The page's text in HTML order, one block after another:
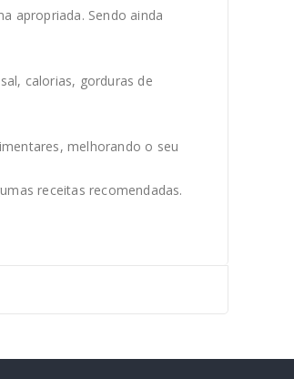
apropriada. Sendo ainda
calorias, gorduras de
melhorando o seu
receitas recomendadas.